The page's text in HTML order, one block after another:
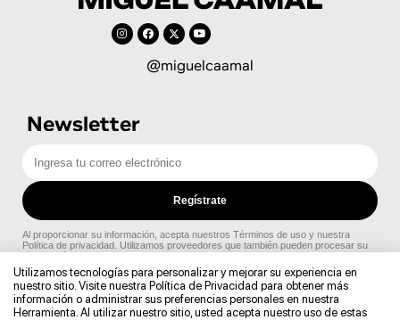
@miguelcaamal
Newsletter
Utilizamos tecnologías para personalizar y mejorar su experiencia en
nuestro sitio. Visite nuestra Política de Privacidad para obtener más
información o administrar sus preferencias personales en nuestra
Herramienta. Al utilizar nuestro sitio, usted acepta nuestro uso de estas